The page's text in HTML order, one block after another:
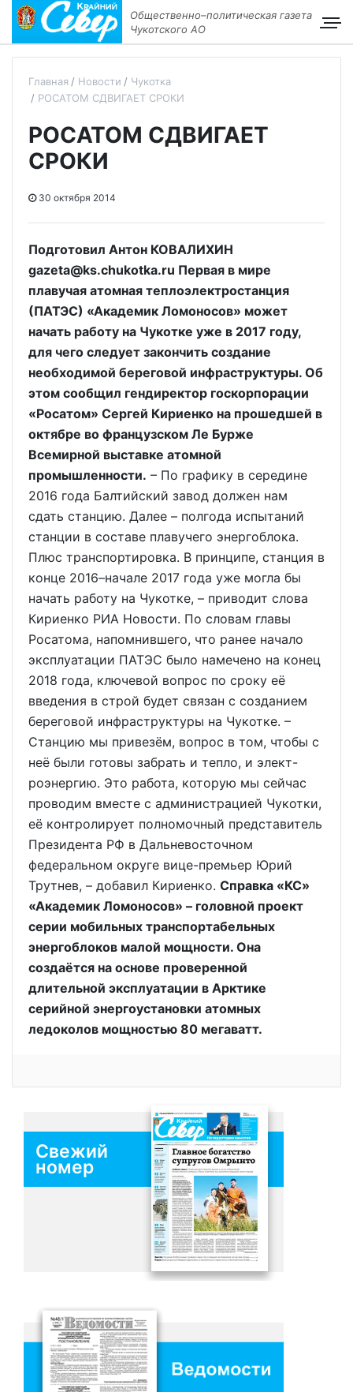
Общественно–политическая газета
Чукотского АО
Главная Новости
Чукотка
РОСАТОМ СДВИГАЕТ СРОКИ
РОСАТОМ СДВИГАЕТ
СРОКИ
30 октября 2014
Подготовил Антон КОВАЛИХИН
gazeta@ks.chukotka.ru Первая в мире
плавучая атомная теплоэлектростанция
(ПАТЭС) «Академик Ломоносов» может
начать работу на Чукотке уже в 2017 году,
для чего следует закончить создание
необходимой береговой инфраструктуры. Об
этом сообщил гендиректор госкорпорации
«Росатом» Сергей Кириенко на прошедшей в
октябре во французском Ле Бурже
Всемирной выставке атомной
промышленности. – По графику в середине
2016 года Балтийский завод должен нам
сдать станцию. Далее – полгода испытаний
станции в составе плавучего энергоблока.
Плюс транспортировка. В принципе, станция в
конце 2016–начале 2017 года уже могла бы
начать работу на Чукотке, – приводит слова
Кириенко РИА Новости. По словам главы
Росатома, напомнившего, что ранее начало
эксплуатации ПАТЭС было намечено на конец
2018 года, ключевой вопрос по сроку её
введения в строй будет связан с созданием
береговой инфраструктуры на Чукотке. –
Станцию мы привезём, вопрос в том, чтобы с
неё были готовы забрать и тепло, и элект-
роэнергию. Это работа, которую мы сейчас
проводим вместе с администрацией Чукотки,
её контролирует полномочный представитель
Президента РФ в Дальневосточном
федеральном округе вице-премьер Юрий
Трутнев, – добавил Кириенко. Справка «КС»
«Академик Ломоносов» – головной проект
серии мобильных транспортабельных
энергоблоков малой мощности. Она
создаётся на основе проверенной
длительной эксплуатации в Арктике
серийной энергоустановки атомных
ледоколов мощностью 80 мегаватт.
Свежий
номер